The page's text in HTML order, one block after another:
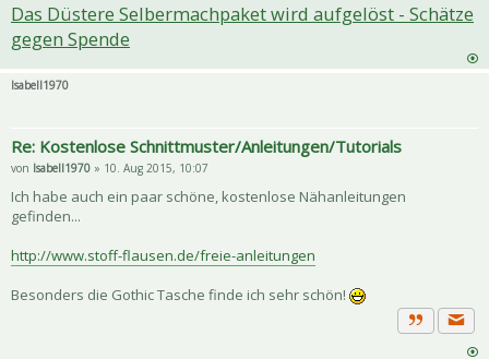
Das Düstere Selbermachpaket wird aufgelöst - Schätze
gegen Spende
Isabell1970
Re: Kostenlose Schnittmuster/Anleitungen/Tutorials
von Isabell1970 » 10. Aug 2015, 10:07
Ich habe auch ein paar schöne, kostenlose Nähanleitungen
gefinden...
http://www.stoff-flausen.de/freie-anleitungen
Besonders die Gothic Tasche finde ich sehr schön!
Zitat